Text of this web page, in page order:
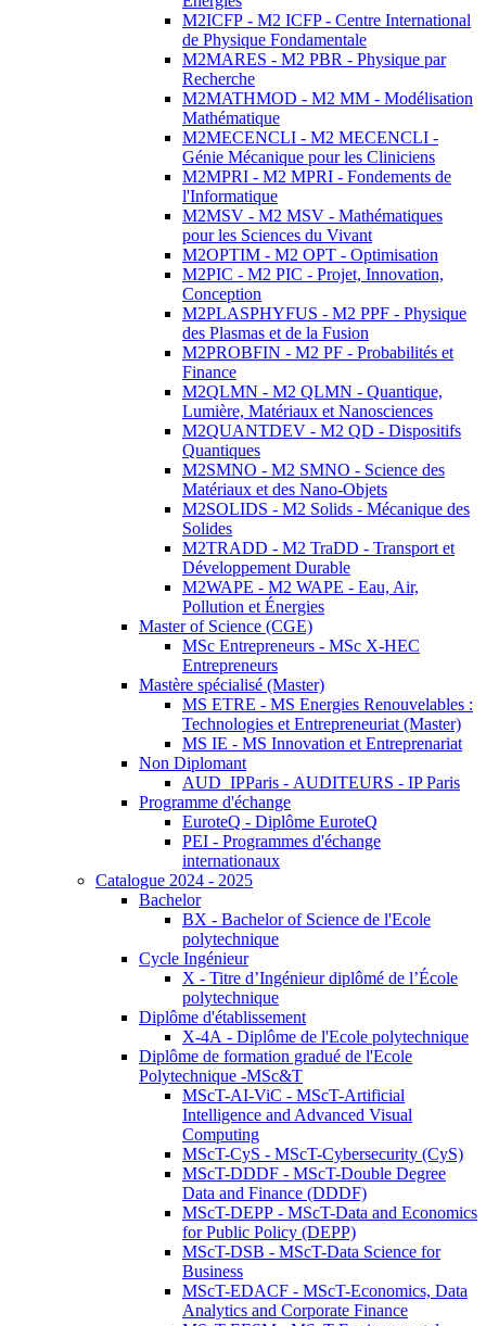
M2ICFP - M2 ICFP - Centre International
de Physique Fondamentale
M2MARES - M2 PBR - Physique par
Recherche
M2MATHMOD - M2 MM - Modélisation
Mathématique
M2MECENCLI - M2 MECENCLI -
Génie Mécanique pour les Cliniciens
M2MPRI - M2 MPRI - Fondements de
l'Informatique
M2MSV - M2 MSV - Mathématiques
pour les Sciences du Vivant
M2OPTIM - M2 OPT - Optimisation
M2PIC - M2 PIC - Projet, Innovation,
Conception
M2PLASPHYFUS - M2 PPF - Physique
des Plasmas et de la Fusion
M2PROBFIN - M2 PF - Probabilités et
Finance
M2QLMN - M2 QLMN - Quantique,
Lumière, Matériaux et Nanosciences
M2QUANTDEV - M2 QD - Dispositifs
Quantiques
M2SMNO - M2 SMNO - Science des
Matériaux et des Nano-Objets
M2SOLIDS - M2 Solids - Mécanique des
Solides
M2TRADD - M2 TraDD - Transport et
Développement Durable
M2WAPE - M2 WAPE - Eau, Air,
Pollution et Énergies
Master of Science (CGE)
MSc Entrepreneurs - MSc X-HEC
Entrepreneurs
Mastère spécialisé (Master)
MS ETRE - MS Energies Renouvelables :
Technologies et Entrepreneuriat (Master)
MS IE - MS Innovation et Entreprenariat
Non Diplomant
AUD_IPParis - AUDITEURS - IP Paris
Programme d'échange
EuroteQ - Diplôme EuroteQ
PEI - Programmes d'échange
internationaux
Catalogue 2024 - 2025
Bachelor
BX - Bachelor of Science de l'Ecole
polytechnique
Cycle Ingénieur
X - Titre d’Ingénieur diplômé de l’École
polytechnique
Diplôme d'établissement
X-4A - Diplôme de l'Ecole polytechnique
Diplôme de formation gradué de l'Ecole
Polytechnique -MSc&T
MScT-AI-ViC - MScT-Artificial
Intelligence and Advanced Visual
Computing
MScT-CyS - MScT-Cybersecurity (CyS)
MScT-DDDF - MScT-Double Degree
Data and Finance (DDDF)
MScT-DEPP - MScT-Data and Economics
for Public Policy (DEPP)
MScT-DSB - MScT-Data Science for
Business
MScT-EDACF - MScT-Economics, Data
Analytics and Corporate Finance